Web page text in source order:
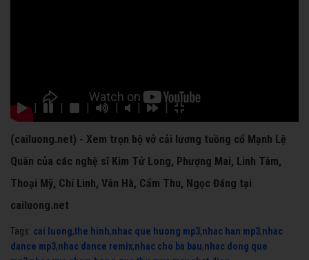
(cailuong.net) - Xem trọn bộ vở cải lương tuồng cổ Mạnh Lệ
Quân của các nghệ sĩ Kim Tử Long, Phượng Mai, Linh Tâm,
Thoại Mỹ, Chí Linh, Vân Hà, Cẩm Thu, Ngọc Đáng tại
cailuong.net
Tags: cai luong,the hinh,nhac que huong mp3,nhac han mp3,nhac
dance mp3,nhac dance remix,nhac cho ba bau,nhac dong que